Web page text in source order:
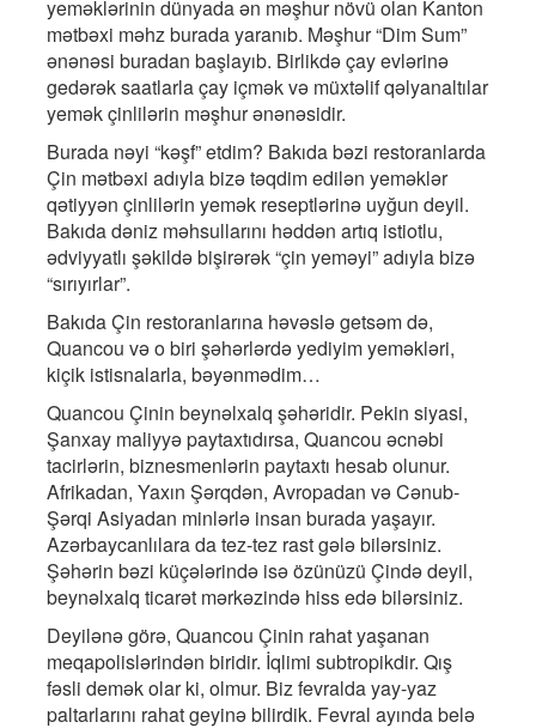
yeməklərinin dünyada ən məşhur növü olan Kanton
mətbəxi məhz burada yaranıb. Məşhur “Dim Sum”
ənənəsi buradan başlayıb. Birlikdə çay evlərinə
gedərək saatlarla çay içmək və müxtəlif qəlyanaltılar
yemək çinlilərin məşhur ənənəsidir.
Burada nəyi “kəşf” etdim? Bakıda bəzi restoranlarda
Çin mətbəxi adıyla bizə təqdim edilən yeməklər
qətiyyən çinlilərin yemək reseptlərinə uyğun deyil.
Bakıda dəniz məhsullarını həddən artıq istiotlu,
ədviyyatlı şəkildə bişirərək “çin yeməyi” adıyla bizə
“sırıyırlar”.
Bakıda Çin restoranlarına həvəslə getsəm də,
Quancou və o biri şəhərlərdə yediyim yeməkləri,
kiçik istisnalarla, bəyənmədim…
Quancou Çinin beynəlxalq şəhəridir. Pekin siyasi,
Şanxay maliyyə paytaxtıdırsa, Quancou əcnəbi
tacirlərin, biznesmenlərin paytaxtı hesab olunur.
Afrikadan, Yaxın Şərqdən, Avropadan və Cənub-
Şərqi Asiyadan minlərlə insan burada yaşayır.
Azərbaycanlılara da tez-tez rast gələ bilərsiniz.
Şəhərin bəzi küçələrində isə özünüzü Çində deyil,
beynəlxalq ticarət mərkəzində hiss edə bilərsiniz.
Deyilənə görə, Quancou Çinin rahat yaşanan
meqapolislərindən biridir. İqlimi subtropikdir. Qış
fəsli demək olar ki, olmur. Biz fevralda yay-yaz
paltarlarını rahat geyinə bilirdik. Fevral ayında belə